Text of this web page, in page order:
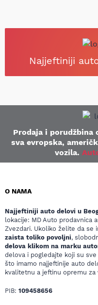
Najjeftiniji
Prodaja i porudžbina
sva evropska,
vozila.
O NAMA
Najjeftiniji auto delovi u
lokacije: MD Auto prodavnica
Zvezdari. Ukoliko želite da se
zaista toliko povoljni,
delova klikom na marku
delova i pogledajte koji su
što imamo najjeftinije auto
kvalitetnu a jeftinu opremu za
PIB: 109458656